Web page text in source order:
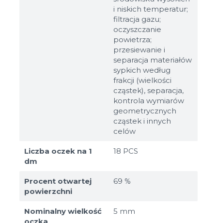
i niskich temperatur;
filtracja gazu;
oczyszczanie
powietrza;
przesiewanie i
separacja materiałów
sypkich według
frakcji (wielkości
cząstek), separacja,
kontrola wymiarów
geometrycznych
cząstek i innych
celów
Liczba oczek na 1
dm
18 PCS
Procent otwartej
powierzchni
69 %
Nominalny wielkość
oczka
5 mm